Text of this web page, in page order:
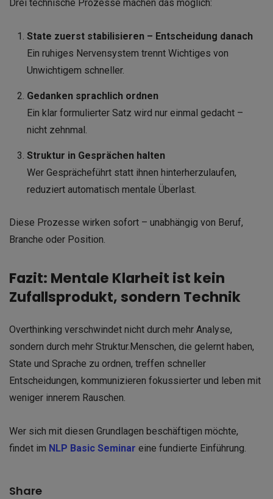
Drei technische Prozesse machen das möglich:
State zuerst stabilisieren – Entscheidung danach
Ein ruhiges Nervensystem trennt Wichtiges von
Unwichtigem schneller.
Gedanken sprachlich ordnen
Ein klar formulierter Satz wird nur einmal gedacht –
nicht zehnmal.
Struktur in Gesprächen halten
Wer Gesprächeführt statt ihnen hinterherzulaufen,
reduziert automatisch mentale Überlast.
Diese Prozesse wirken sofort – unabhängig von Beruf,
Branche oder Position.
Fazit: Mentale Klarheit ist kein
Zufallsprodukt, sondern Technik
Overthinking verschwindet nicht durch mehr Analyse,
sondern durch mehr Struktur.Menschen, die gelernt haben,
State und Sprache zu ordnen, treffen schneller
Entscheidungen, kommunizieren fokussierter und leben mit
weniger innerem Rauschen.
Wer sich mit diesen Grundlagen beschäftigen möchte,
findet im NLP Basic Seminar eine fundierte Einführung.
Share